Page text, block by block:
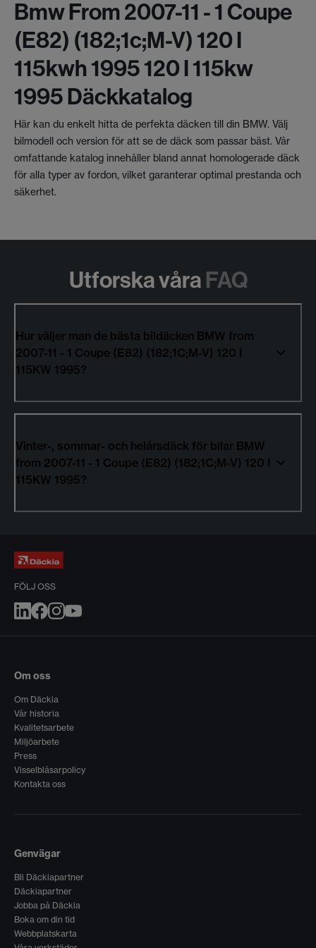
Bmw From 2007-11 - 1 Coupe
(e82) (182;1c;m-V) 120 I
115kwh 1995 120 I 115kw
1995 Däckkatalog
Här kan du enkelt hitta de perfekta däcken till din BMW. Välj
bilmodell och version för att se de däck som passar bäst. Vår
omfattande katalog innehåller bland annat homologerade däck
för alla typer av fordon, vilket garanterar optimal prestanda och
säkerhet.
Utforska våra FAQ
Hur väljer man de bästa bildäcken BMW from
2007-11 - 1 Coupe (E82) (182;1C;M-V) 120 I
115KW 1995?
Vinter-, sommar- och helårsdäck för bilar BMW
from 2007-11 - 1 Coupe (E82) (182;1C;M-V) 120 I
115KW 1995?
FÖLJ OSS
Om oss
Om Däckia
Vår historia
Kvalitetsarbete
Miljöarbete
Press
Visselblåsarpolicy
Kontakta oss
Genvägar
Bli Däckiapartner
Däckiapartner
Jobba på Däckia
Boka om din tid
Webbplatskarta